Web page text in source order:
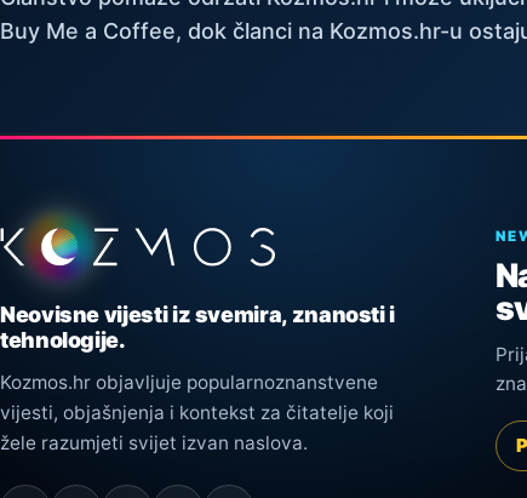
Buy Me a Coffee, dok članci na Kozmos.hr-u
Podnožje stranice
Neovisne vijesti iz svemira, znanosti i
tehnologije.
Kozmos.hr objavljuje popularnoznanstvene
vijesti, objašnjenja i kontekst za čitatelje koji
žele razumjeti svijet izvan naslova.